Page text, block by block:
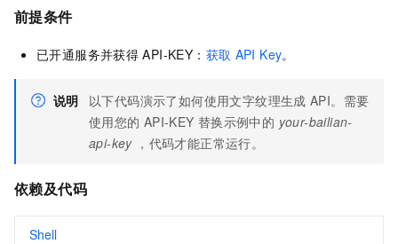
前提条件
已开通服务并获得 API-KEY： 获取 API Key。
说明 以下代码演示了如何使用文字纹理生成 API。需要
使用您的 API-KEY 替换示例中的 your-bailian-
api-key ，代码才能正常运行。
依赖及代码
Shell